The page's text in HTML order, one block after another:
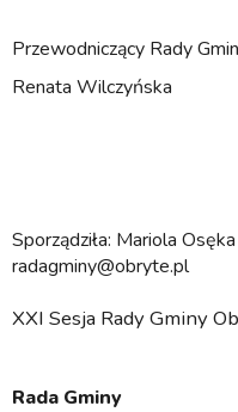
Przewodniczący Rady
Renata Wilczyńska
Sporządziła: Mariola
radagminy@obryte.pl
XXI Sesja Rady Gminy
Rada Gminy